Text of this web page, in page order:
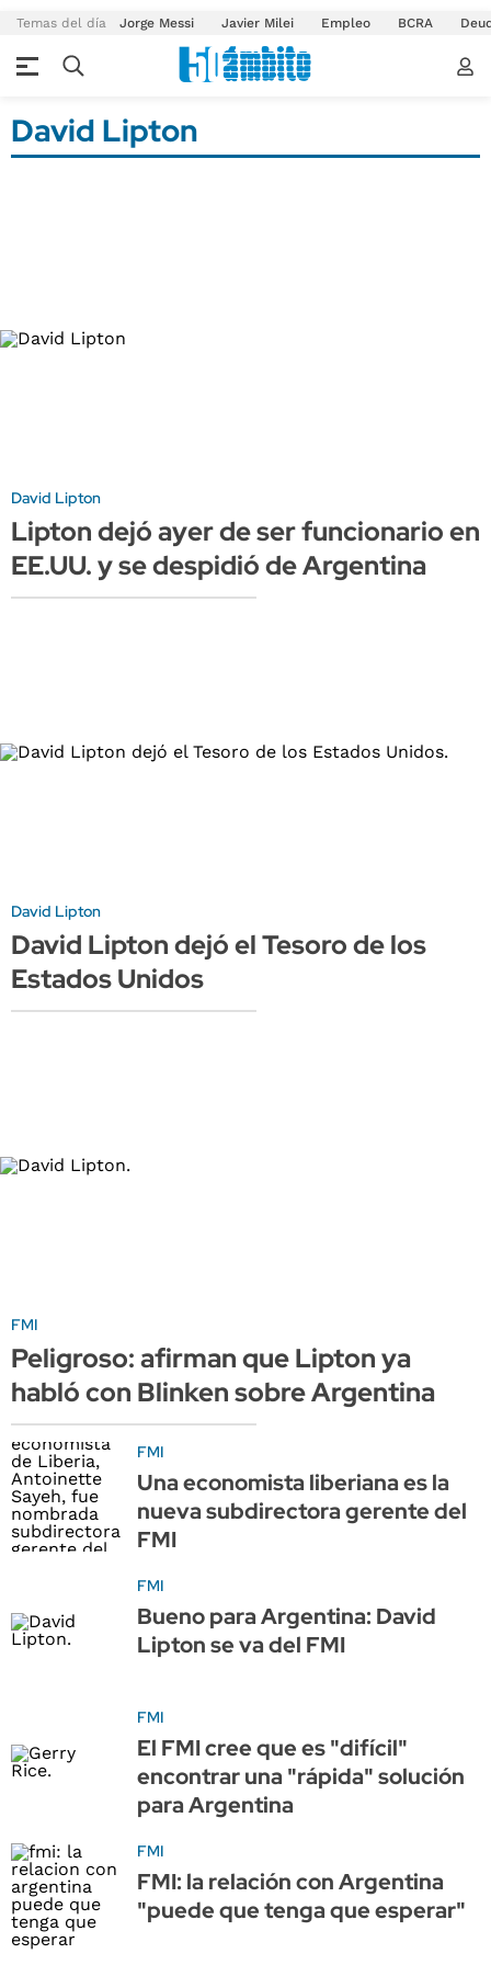
Temas del día Jorge Messi Javier Milei Empleo BCRA
David Lipton
David Lipton
Lipton dejó ayer de ser funcionario en
EE.UU. y se despidió de Argentina
David Lipton
David Lipton dejó el Tesoro de los
Estados Unidos
FMI
Peligroso: afirman que Lipton ya
habló con Blinken sobre Argentina
FMI
Una economista liberiana es la
nueva subdirectora gerente del
FMI
FMI
Bueno para Argentina: David
Lipton se va del FMI
FMI
El FMI cree que es "difícil"
encontrar una "rápida" solución
para Argentina
FMI
FMI: la relación con Argentina
"puede que tenga que esperar"